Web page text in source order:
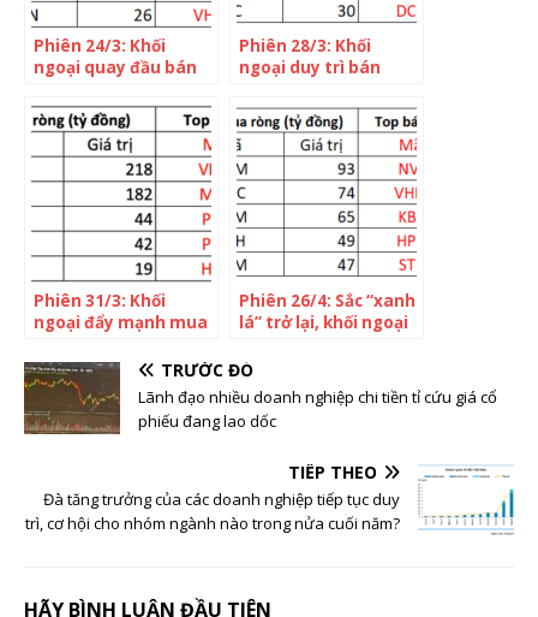
Phiên 24/3: Khối
ngoại quay đầu bán
trên HOSE, tâm điểm
bán DXG, VNM
Phiên 28/3: Khối
ngoại duy trì bán
Index “đỏ lửa”, tập
trung bán VNM, VCI
Phiên 31/3: Khối
ngoại đẩy mạnh mua
toàn thị trường, tâm
điểm mua vào VNM,
DGC
Phiên 26/4: Sắc “xanh
lá” trở lại, khối ngoại
hơn nghìn tỷ, tập
trung “gom” VNM,
DGC
TRƯỚC ĐÓ
Lãnh đạo nhiều doanh nghiệp chi tiền tỉ cứu giá cổ
phiếu đang lao dốc
TIẾP THEO
Đà tăng trưởng của các doanh nghiệp tiếp tục duy
trì, cơ hội cho nhóm ngành nào trong nửa cuối năm?
HÃY BÌNH LUẬN ĐẦU TIÊN